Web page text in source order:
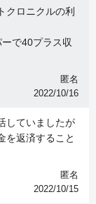
クロニクルの利
で40プラス収
匿名
2022/10/16
していましたが
を返済すること
匿名
2022/10/15